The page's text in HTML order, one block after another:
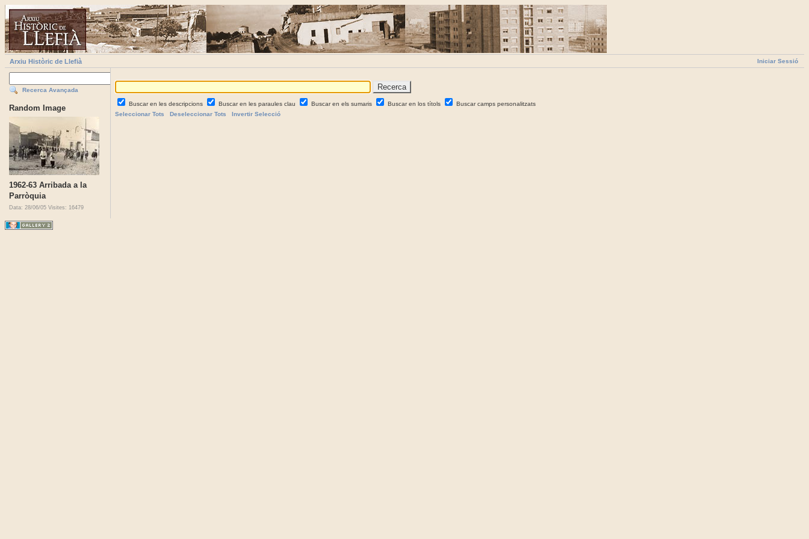
Iniciar Sessió
Arxiu Històric de Llefià
Recerca Avançada
Random Image
1962-63 Arribada a la
Parròquia
Data: 28/06/05 Visites: 16479
Buscar en les descripcions Buscar en les paraules clau Buscar en els sumaris Buscar en los títols
Buscar camps personalitzats
Seleccionar Tots
Deseleccionar Tots Invertir Selecció